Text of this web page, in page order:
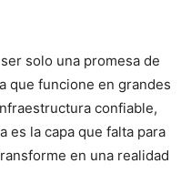
solo una promesa de
que funcione en grandes
confiable,
es la capa que falta para
en una realidad